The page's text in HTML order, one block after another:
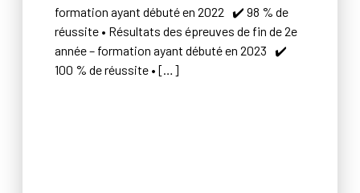
formation ayant débuté en 2022 ✔️ 98 % de
réussite • Résultats des épreuves de fin de 2e
année – formation ayant débuté en 2023 ✔️
100 % de réussite • […]